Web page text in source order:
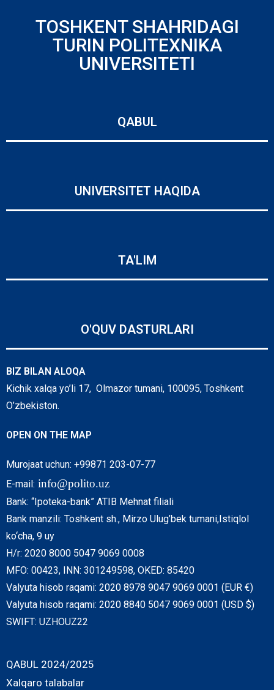
TOSHKENT SHAHRIDAGI
TURIN POLITEXNIKA
UNIVERSITETI
QABUL
UNIVERSITET HAQIDA
TA'LIM
O'QUV DASTURLARI
BIZ BILAN ALOQA
Kichik xalqa yo’li 17, Olmazor tumani, 100095, Toshkent
O’zbekiston.
OPEN ON THE MAP
Murojaat uchun: +99871 203-07-77
E-mail: info@polito.uz
Bank: “Ipoteka-bank” ATIB Mehnat filiali
Bank manzili: Toshkent sh., Mirzo Ulug’bek tumani,Istiqlol
ko‘cha, 9 uy
H/r: 2020 8000 5047 9069 0008
MFO: 00423, INN: 301249598, OKED: 85420
Valyuta hisob raqami: 2020 8978 9047 9069 0001 (EUR €)
Valyuta hisob raqami: 2020 8840 5047 9069 0001 (USD $)
SWIFT: UZHOUZ22
QABUL 2024/2025
Xalqaro talabalar